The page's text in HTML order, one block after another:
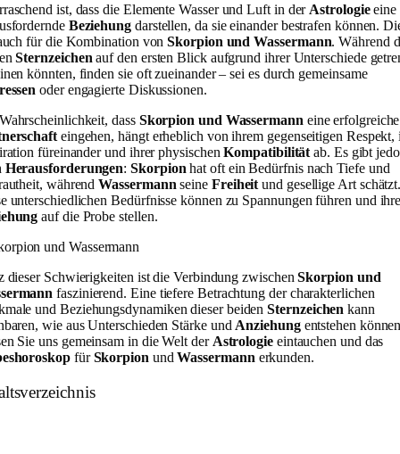
ist, dass die Elemente Wasser und Luft in der Astrologieeine
Beziehung darstellen, da sie einander bestrafen können.
für die Kombination vonSkorpion und Wassermann. Während
Sternzeichen auf den ersten Blick aufgrund ihrer Unterschiede
könnten, finden sie oft zueinander – sei es durch gemeinsame
oder engagierte Diskussionen.
dass Skorpion und Wassermann eine erfolgreiche
eingehen, hängt erheblich von ihrem gegenseitigen Respekt,
füreinander und ihrer physischenKompatibilität ab. Es gibt
Herausforderungen:Skorpion hat oft ein Bedürfnis nach Tiefe und
währendWassermann seine Freiheit und gesellige Art
unterschiedlichen Bedürfnisse können zu Spannungen führen und
auf die Probe stellen.
dieser Schwierigkeiten ist die Verbindung zwischenSkorpion und
faszinierend. Eine tiefere Betrachtung der charakterlichen
und Beziehungsdynamiken dieser beidenSternzeichen kann
wie aus Unterschieden Stärke und Anziehungentstehen
Sie uns gemeinsam in die Welt der Astrologieeintauchen und das
fürSkorpion undWassermann erkunden.